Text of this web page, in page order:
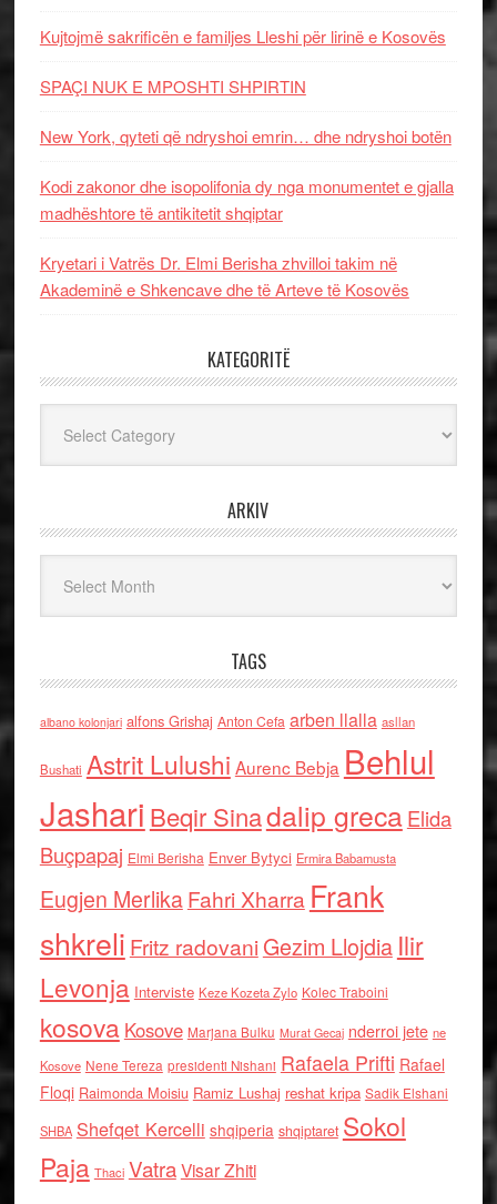
Kujtojmë sakrificën e familjes Lleshi për lirinë e Kosovës
SPAÇI NUK E MPOSHTI SHPIRTIN
New York, qyteti që ndryshoi emrin… dhe ndryshoi botën
Kodi zakonor dhe isopolifonia dy nga monumentet e gjalla
madhështore të antikitetit shqiptar
Kryetari i Vatrës Dr. Elmi Berisha zhvilloi takim në
Akademinë e Shkencave dhe të Arteve të Kosovës
KATEGORITË
ARKIV
TAGS
albano kolonjari alfons Grishaj Anton Cefa arben llalla asllan
Bushati Astrit Lulushi Aurenc Bebja Behlul
Jashari Beqir Sinadalip grecaElida
Buçpapaj Elmi Berisha Enver Bytyci Ermira Babamusta
Eugjen MerlikaFahri Xharra Frank
shkreli Fritz radovaniGezim Llojdia Ilir
Levonja Interviste Keze Kozeta Zylo Kolec Traboini
kosova Kosove Marjana Bulku Murat Gecaj nderroi jete ne
Kosove Nene Tereza presidenti Nishani Rafaela Prifti Rafael
Floqi Raimonda Moisiu Ramiz Lushaj reshat kripa Sadik Elshani
SHBA Shefqet Kercelli shqiperia shqiptaret Sokol
Paja Thaci VatraVisar Zhiti